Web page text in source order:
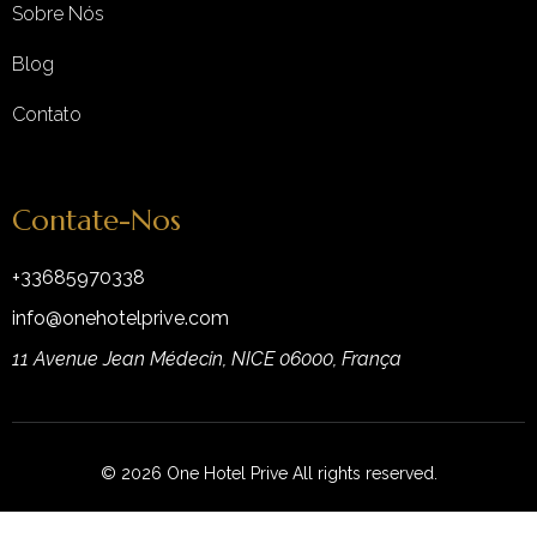
Sobre Nós
Blog
Contato
Contate-Nos
+33685970338
info@onehotelprive.com
11 Avenue Jean Médecin, NICE 06000, França
© 2026 One Hotel Prive All rights reserved.